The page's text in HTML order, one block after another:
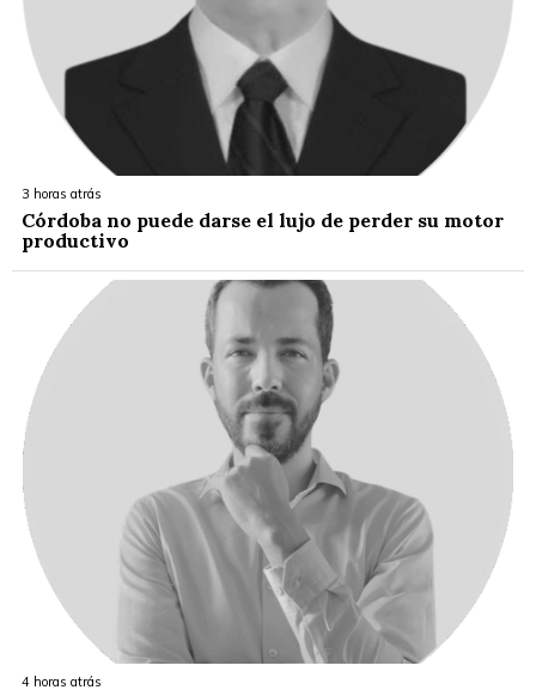
3 horas atrás
Córdoba no puede darse el lujo de perder su motor
productivo
4 horas atrás